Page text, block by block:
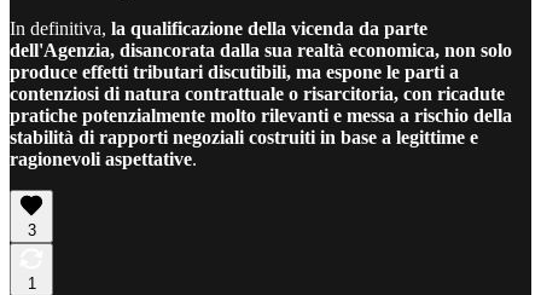
In definitiva, la qualificazione della vicenda da parte
dell'Agenzia, disancorata dalla sua realtà economica, non solo
produce effetti tributari discutibili, ma espone le parti a
contenziosi di natura contrattuale o risarcitoria, con ricadute
pratiche potenzialmente molto rilevanti e messa a rischio della
stabilità di rapporti negoziali costruiti in base a legittime e
ragionevoli aspettative.
3
1